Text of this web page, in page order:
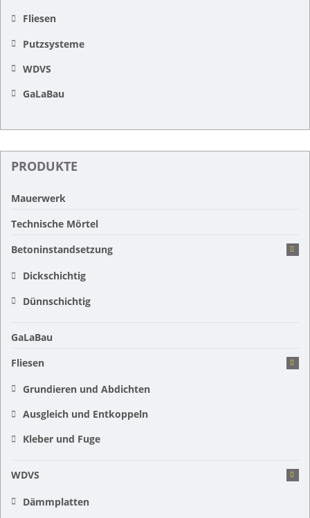
Fliesen
Putzsysteme
WDVS
GaLaBau
PRODUKTE
Mauerwerk
Technische Mörtel
Betoninstandsetzung
Dickschichtig
Dünnschichtig
GaLaBau
Fliesen
Grundieren und Abdichten
Ausgleich und Entkoppeln
Kleber und Fuge
WDVS
Dämmplatten